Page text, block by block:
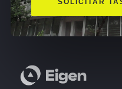
SOLICITAR